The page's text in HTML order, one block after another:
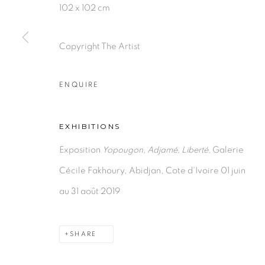
PRIVACY POLICY
102 x 102 cm
Copyright The Artist
ENQUIRE
EXHIBITIONS
Exposition Yopougon, Adjamé, Liberté, Galerie
Cécile Fakhoury, Abidjan, Cote d'Ivoire 01 juin
au 31 août 2019
SHARE